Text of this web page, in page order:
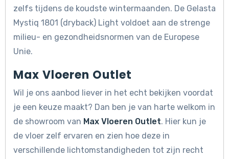
zelfs tijdens de koudste wintermaanden. De Gelasta
Mystiq 1801 (dryback) Light voldoet aan de strenge
milieu- en gezondheidsnormen van de Europese
Unie.
Max Vloeren Outlet
Wil je ons aanbod liever in het echt bekijken voordat
je een keuze maakt? Dan ben je van harte welkom in
de showroom van Max Vloeren Outlet. Hier kun je
de vloer zelf ervaren en zien hoe deze in
verschillende lichtomstandigheden tot zijn recht